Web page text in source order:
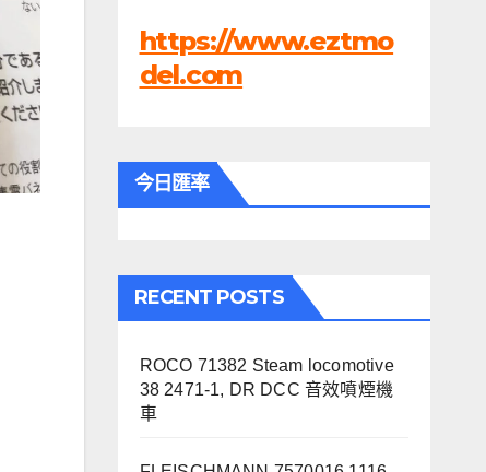
https://www.eztmo
del.com
今日匯率
RECENT POSTS
ROCO 71382 Steam locomotive
38 2471-1, DR DCC 音效噴煙機
車